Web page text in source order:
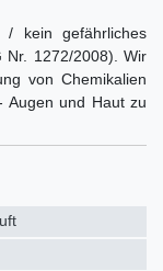
/ kein gefährliches
Nr. 1272/2008). Wir
von Chemikalien
Augen und Haut zu